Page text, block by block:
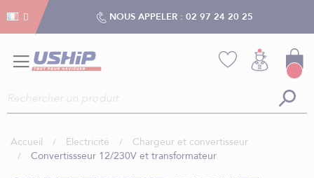
NOUS APPELER : 02 97 24 20 25
Accueil Electricité
Chargeur et convertisseur
Convertissseur 12/230V et transformateur
Gestion des cookies
Gestion des cookies